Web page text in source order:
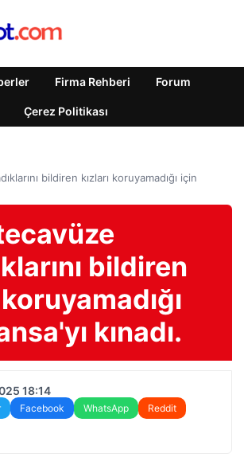
Firma Rehberi Forum
Çerez Politikası
bildiren kızları koruyamadığı için
bildiren
koruyamadığı
kınadı.
18:14
Facebook WhatsApp
Reddit